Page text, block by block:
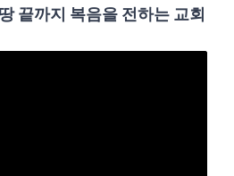
끝까지 복음을 전하는 교회